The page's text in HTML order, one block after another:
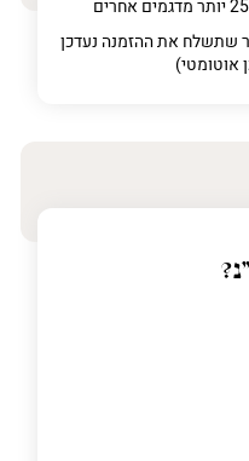
שתשלח את ההזמנה נעדכן
אוטומטי)